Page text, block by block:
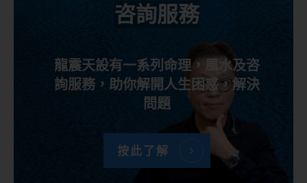
咨詢服務
龍震天設有一系列命理，風水及咨
詢服務，助你解開人生困惑，解決
問題
按此了解